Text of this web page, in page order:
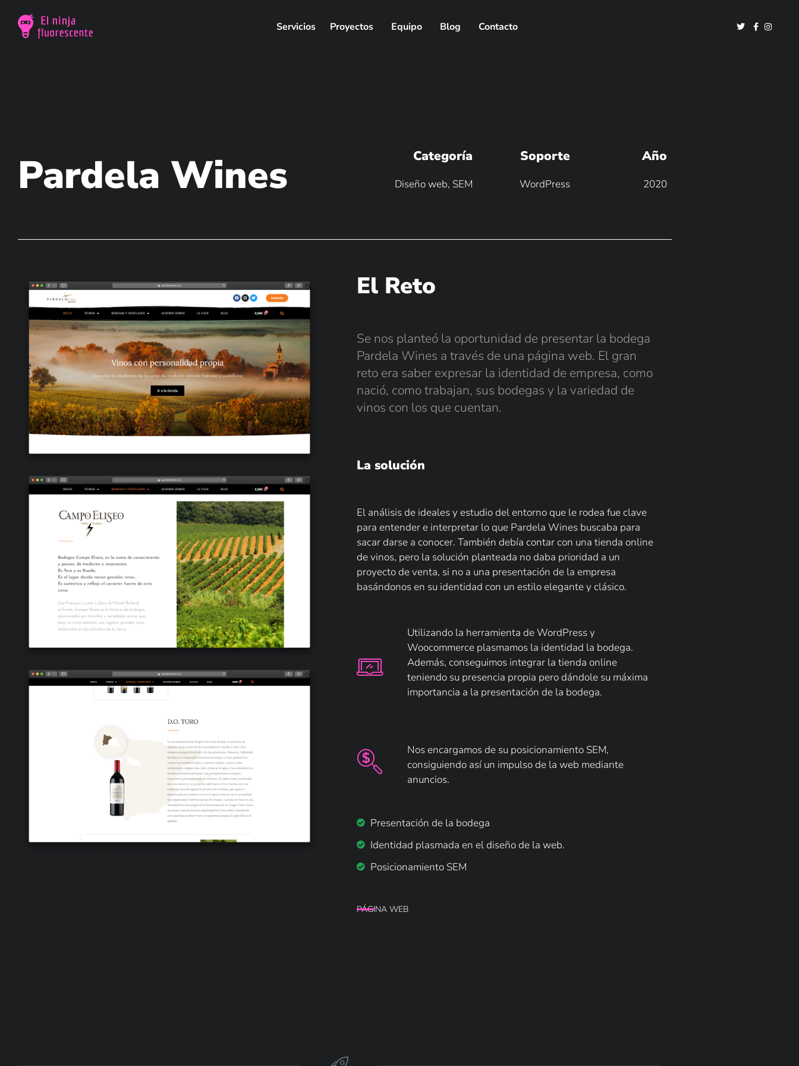
Servicios Proyectos Equipo Blog Contacto
Pardela Wines Categoría
Diseño web, SEM
Soporte
WordPress
Año
2020
El Reto
Se nos planteó la oportunidad de presentar la bodega
Pardela Wines a través de una página web. El gran
reto era saber expresar la identidad de empresa, como
nació, como trabajan, sus bodegas y la variedad de
vinos con los que cuentan.
La solución
El análisis de ideales y estudio del entorno que le rodea fue clave
para entender e interpretar lo que Pardela Wines buscaba para
sacar darse a conocer. También debía contar con una tienda online
de vinos, pero la solución planteada no daba prioridad a un
proyecto de venta, si no a una presentación de la empresa
basándonos en su identidad con un estilo elegante y clásico.
Utilizando la herramienta de WordPress y
Woocommerce plasmamos la identidad la bodega.
Además, conseguimos integrar la tienda online
teniendo su presencia propia pero dándole su máxima
importancia a la presentación de la bodega.
Nos encargamos de su posicionamiento SEM,
consiguiendo así un impulso de la web mediante
anuncios.
Presentación de la bodega
Identidad plasmada en el diseño de la web.
Posicionamiento SEM
PÁGINA WEB